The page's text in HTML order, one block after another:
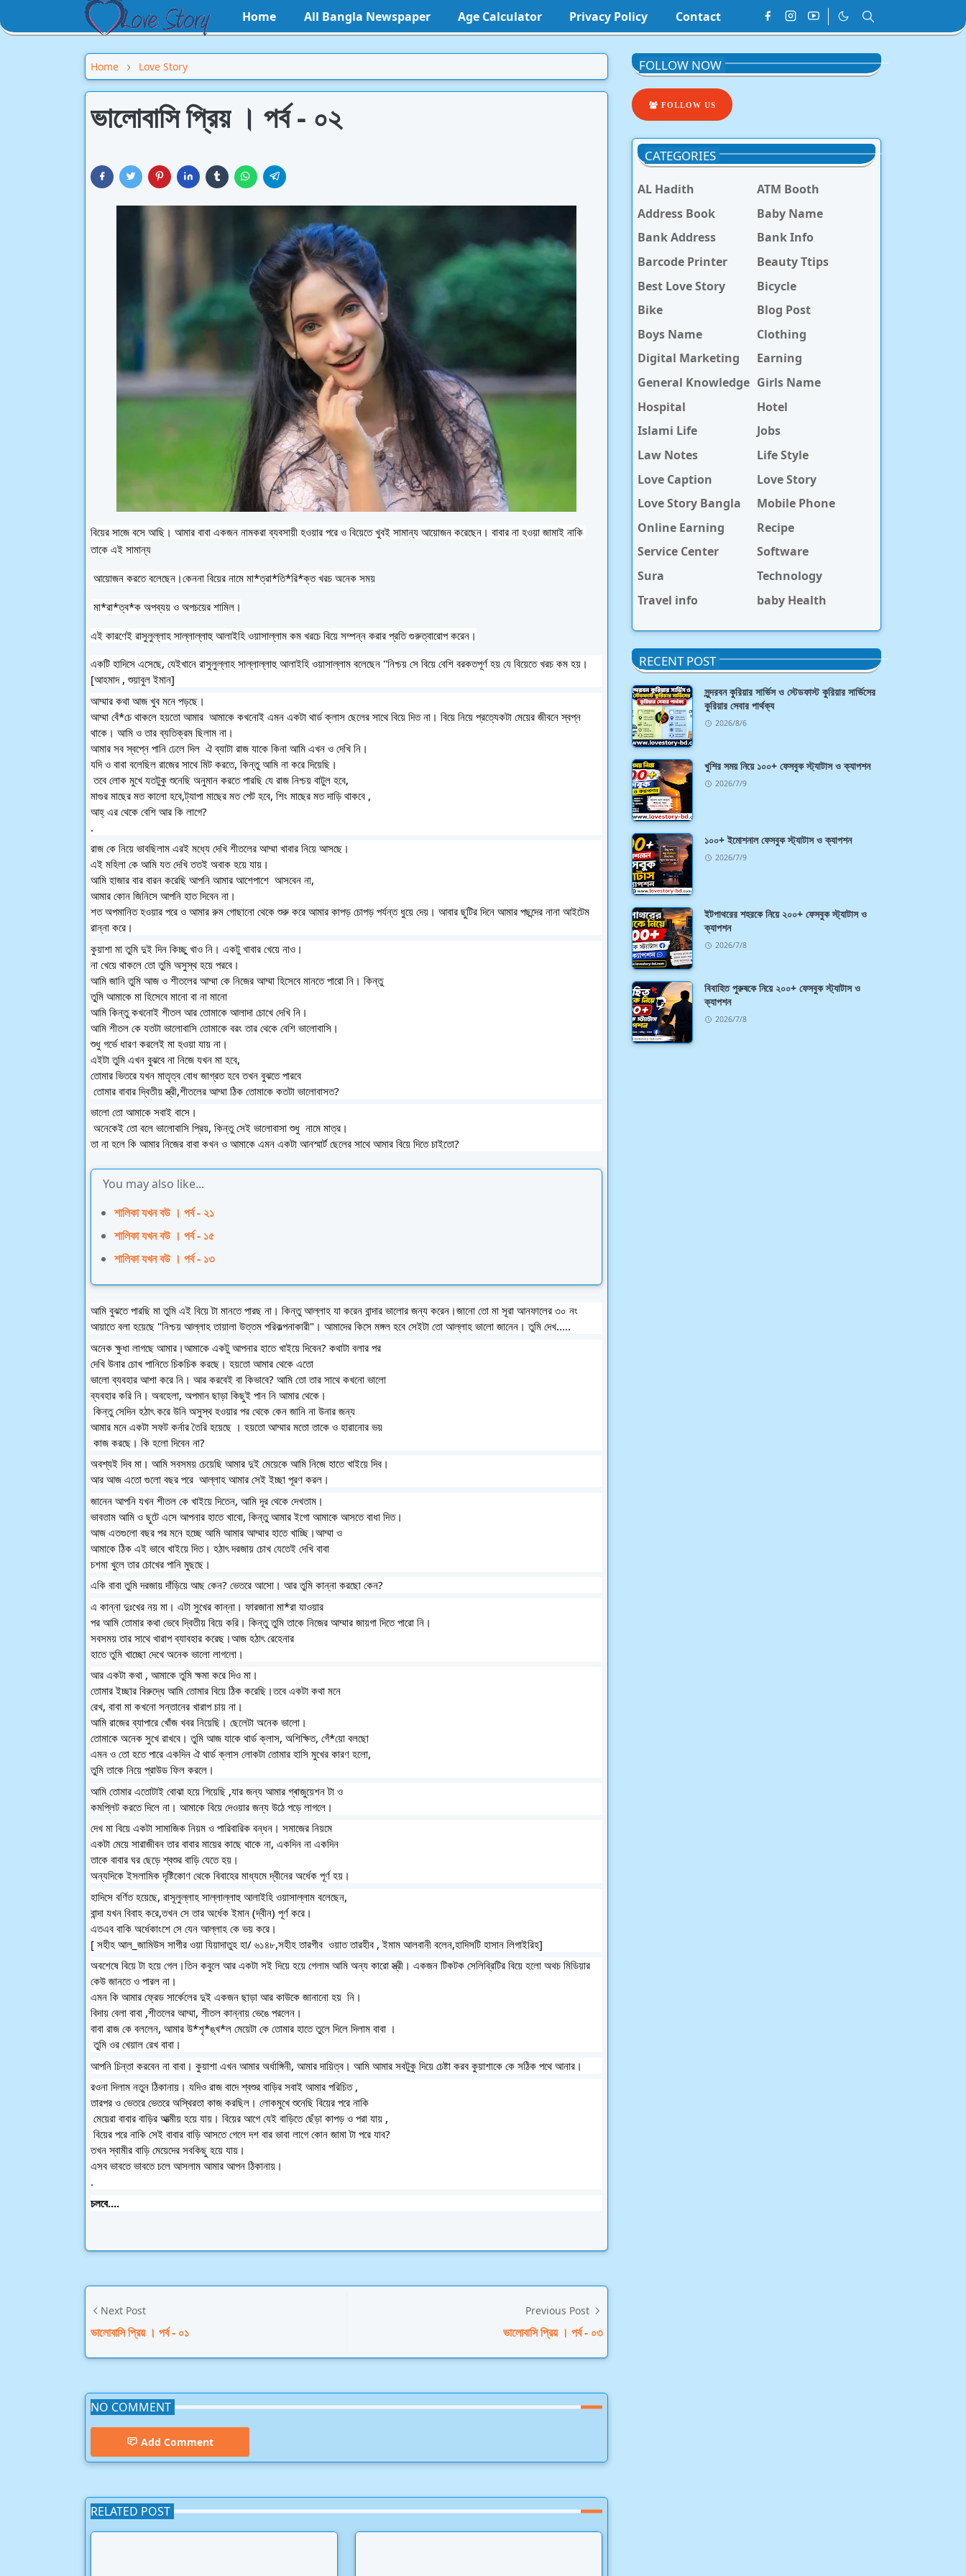
Home All Bangla Newspaper Age Calculator Privacy Policy Contact
Home Love Story
ভালোবাসি প্রিয় । পর্ব - ০২
বিয়ের সাজে বসে আছি। আমার বাবা একজন নামকরা ব্যবসায়ী হ‌ওয়ার পরে ও বিয়েতে খুবই সামান্য আয়োজন করেছেন। বাবার না হ‌ওয়া জামাই নাকি
তাকে এই সামান্য
আয়োজন করতে বলেছেন।কেননা বিয়ের নামে মা*ত্রা*তি*রি*ক্ত খরচ অনেক সময়
মা*রা*ত্ব*ক অপব্যয় ও অপচয়ের শামিল।
এই কারণেই রাসুলুল্লাহ সাল্লাল্লাহু আলাইহি ওয়াসাল্লাম কম খরচে বিয়ে সম্পন্ন করার প্রতি গুরুত্বারোপ করেন।
একটি হাদিসে এসেছে, যেইখানে রাসুলুল্লাহ সাল্লাল্লাহু আলাইহি ওয়াসাল্লাম বলেছেন "নিশ্চয় সে বিয়ে বেশি বরকতপূর্ণ হয় যে বিয়েতে খরচ কম হয়।
[আহমাদ , শুয়াবুল ইমান]
আম্মার কথা আজ খুব মনে পড়ছে।
আম্মা বেঁ*চে থাকলে হয়তো আমার  আমাকে কখনোই এমন একটা থার্ড ক্লাস ছেলের সাথে বিয়ে দিত না। বিয়ে নিয়ে প্রত্যেকটা মেয়ের জীবনে স্বপ্ন
থাকে। আমি ও তার ব্যতিক্রম ছিলাম না।
আমার সব স্বপ্নে পানি ঢেলে দিল  ঐ ব্যাটা রাজ যাকে কিনা আমি এখন ও দেখি নি।
যদি ও বাবা বলেছিল রাজের সাথে মিট করতে, কিন্তু আমি না করে দিয়েছি।
তবে লোক মুখে যতটুকু শুনেছি অনুমান করতে পারছি যে রাজ নিশ্চয় বাটুল হবে,
মাগুর মাছের মত কালো হবে,ট্যাপা মাছের মত পেট হবে, শিং মাছের মত দাড়ি থাকবে ,
আহ্ এর থেকে বেশি আর কি লাগে?
.
রাজ কে নিয়ে ভাবছিলাম এর‌ই মধ্যে দেখি শীতলের আম্মা খাবার নিয়ে আসছে।
এই মহিলা কে আমি যত দেখি ততই অবাক হয়ে যায়।
আমি হাজার বার বারন করেছি আপনি আমার আশেপাশে  আসবেন না,
আমার কোন জিনিসে আপনি হাত দিবেন না।
শত অপমানিত হ‌ওয়ার পরে ও আমার রুম গোছানো থেকে শুরু করে আমার কাপড় চোপড় পর্যন্ত ধুয়ে দেয়। আবার ছুটির দিনে আমার পছন্দের নানা আইটেম
রান্না করে।
কুয়াশা মা তুমি দুই দিন কিচ্ছু খাও নি। একটু খাবার খেয়ে নাও।
না খেয়ে থাকলে তো তুমি অসুস্থ হয়ে পরবে।
তুমি আমাকে মা হিসেবে মানো বা না মানো
আমি কিন্তু কখনোই শীতল আর তোমাকে আলাদা চোখে দেখি নি।
আমি শীতল কে যতটা ভালোবাসি তোমাকে বরং তার থেকে বেশি ভালোবাসি।
শুধু গর্ভে ধারণ করলেই মা হ‌ওয়া যায় না।
এইটা তুমি এখন বুঝবে না নিজে যখন মা হবে,
তোমার ভিতরে যখন মাতৃত্ব বোধ জাগ্রত হবে তখন বুঝতে পারবে
তোমার বাবার দ্বিতীয় স্ত্রী,শীতলের আম্মা ঠিক তোমাকে কতটা ভালোবাসত?
ভালো তো আমাকে সবাই বাসে।
অনেকেই তো বলে ভালোবাসি প্রিয়, কিন্তু সেই ভালোবাসা শুধু  নামে মাত্র।
তা না হলে কি আমার নিজের বাবা কখন ও আমাকে এমন একটা আনস্মার্ট ছেলের সাথে আমার বিয়ে দিতে চাইতো?
You may also like...
শালিকা যখন বউ । পর্ব - ২১
শালিকা যখন বউ । পর্ব - ১৫
শালিকা যখন বউ । পর্ব - ১৩
আমি বুঝতে পারছি মা তুমি এই বিয়ে টা মানতে পারছ না। কিন্তু আল্লাহ যা করেন বান্দার ভালোর জন্য করেন।জানো তো মা সূরা আনফালের ৩০ নং
আয়াতে বলা হয়েছে "নিশ্চয় আল্লাহ‌ তায়ালা উত্তম পরিকল্পনাকারী"। আমাদের কিসে মঙ্গল হবে সেইটা তো আল্লাহ ভালো জানেন। তুমি দেখ.....
অনেক ক্ষুধা লাগছে আমার।আমাকে একটু আপনার হাতে খাইয়ে দিবেন? কথাটা বলার পর
দেখি উনার চোখ পানিতে চিকচিক করছে। হয়তো আমার থেকে এতো
ভালো ব্যবহার আশা করে নি। আর করবেই বা কিভাবে? আমি তো তার সাথে কখনো ভালো
ব্যবহার করি নি। অবহেলা, অপমান ছাড়া কিছুই পান নি আমার থেকে।
কিন্তু সেদিন হঠাৎ করে উনি অসুস্থ হ‌ওয়ার পর থেকে কেন জানি না উনার জন্য
আমার মনে একটা সফট কর্নার তৈরি হয়েছে । হয়তো আম্মার মতো তাকে ও হারানোর ভয়
কাজ করছে।‌ কি হলো দিবেন না?
অবশ্যই দিব মা। আমি সবসময় চেয়েছি আমার দুই মেয়েকে আমি নিজে হাতে খাইয়ে দিব।
আর আজ এতো গুলো বছর পরে  আল্লাহ আমার সেই ইচ্ছা পূরণ করল।
জানেন আপনি যখন শীতল কে খাইয়ে দিতেন, আমি দূর থেকে দেখতাম।
ভাবতাম আমি ও ছুটে এসে আপনার হাতে খাবো, কিন্তু আমার ইগো আমাকে আসতে বাধা দিত।
আজ এতগুলো বছর পর মনে হচ্ছে আমি আমার আম্মার হাতে খাচ্ছি।আম্মা ও
আমাকে ঠিক এই ভাবে খাইয়ে দিত। হঠাৎ দরজায় চোখ যেতেই দেখি বাবা
চশমা খুলে তার চোখের পানি মুছছে।
একি বাবা তুমি দরজায় দাঁড়িয়ে আছ কেন? ভেতরে আসো। আর তুমি কান্না করছো কেন?
এ কান্না দুঃখের নয় মা। এটা সুখের কান্না। ফারজানা মা*রা যাওয়ার
পর আমি তোমার কথা ভেবে দ্বিতীয় বিয়ে করি। কিন্তু তুমি তাকে নিজের আম্মার জায়গা দিতে পারো নি।
সবসময় তার সাথে খারাপ ব্যাবহার করেছ।আজ হঠাৎ রেহেনার
হাতে তুমি খাচ্ছো দেখে অনেক ভালো লাগলো।
আর একটা কথা , আমাকে তুমি ক্ষমা করে দিও ‌মা।
তোমার ইচ্ছার বিরুদ্ধে আমি তোমার বিয়ে ঠিক করেছি।তবে একটা কথা মনে
রেখ, বাবা মা কখনো সন্তানের খারাপ চায় না।
আমি রাজের ব্যাপারে খোঁজ খবর নিয়েছি। ছেলেটা অনেক ভালো।
তোমাকে অনেক সুখে রাখবে। তুমি আজ যাকে থার্ড ক্লাস, অশিক্ষিত, গেঁ*য়ো বলছো
এমন ও তো হতে পারে একদিন ঐ থার্ড ক্লাস লোকটা তোমার হাসি মুখের কারণ হলো,
তুমি তাকে নিয়ে প্রাউড ফিল করলে।
আমি তোমার এতোটাই বোঝা হয়ে গিয়েছি ,যার জন্য আমার গ্ৰাজুয়েশন টা ও
কমপ্লিট করতে দিলে না। আমাকে বিয়ে দেওয়ার জন্য উঠে পড়ে লাগলে।
দেখ মা বিয়ে একটা সামাজিক নিয়ম ও পারিবারিক বন্ধন। সমাজের নিয়মে
একটা মেয়ে সারাজীবন তার বাবার মায়ের কাছে থাকে না, একদিন না একদিন
তাকে বাবার ঘর ছেড়ে শ্বশুর বাড়ি যেতে হয়।
অন্যদিকে ইসলামিক দৃষ্টিকোণ থেকে বিবাহের মাধ্যমে দ্বীনের অর্ধেক পূর্ণ হয়।
হাদিসে বর্ণিত হয়েছে, রাসূলুল্লাহ সাল্লাল্লাহু আলাইহি ওয়াসাল্লাম বলেছেন,
বান্দা যখন বিবাহ করে,তখন সে তার অর্ধেক ইমান (দ্বীন) পূর্ণ করে।
এত‌এব বাকি অর্ধেকাংশে সে যেন আল্লাহ কে ভয় করে।
[ সহীহ‌ আল_জামিউস সাগীর ওয়া যিয়াদাতুহ হা/ ৬১৪৮,সহীহ তারগীব  ওয়াত তারহীব ,‌ ইমাম আলবানী বলেন,হাদিসটি হাসান লিগাইরিহ]
অবশেষে বিয়ে টা হয়ে গেল।তিন‌ কবুলে আর একটা স‌ই দিয়ে হয়ে গেলাম আমি অন্য কারো স্ত্রী। একজন টিকটক সেলিব্রিটির বিয়ে হলো অথচ মিডিয়ার
কেউ জানতে ও পারল না।
এমন কি আমার ফ্রেড সার্কেলের দুই একজন ছাড়া আর কাউকে জানানো হয়  নি।
বিদায় বেলা বাবা ,শীতলের আম্মা, শীতল কান্নায় ভেঙে পরলেন।
বাবা রাজ কে বললেন, আমার উ*শৃ*ঙ্খ*ল মেয়েটা কে তোমার হাতে তুলে দিলে দিলাম বাবা ‌।
তুমি ওর খেয়াল রেখ বাবা।
আপনি চিন্তা করবেন না বাবা। কুয়াশা এখন আমার অর্ধাঙ্গিনী, আমার দায়িত্ব। আমি আমার সবটুকু দিয়ে চেষ্টা করব কুয়াশাকে কে সঠিক পথে আনার।
র‌ওনা দিলাম নতুন ঠিকানায়। যদিও রাজ বাদে শ্বশুর বাড়ির সবাই আমার পরিচিত ,
তারপর ও ভেতরে ভেতরে অস্থিরতা কাজ করছিল। লোকমুখে শুনেছি বিয়ের পরে নাকি
মেয়েরা বাবার বাড়ির আত্মীয় হয়ে যায়। বিয়ের আগে যেই বাড়িতে ছেঁড়া কাপড় ও পরা যায় ,
বিয়ের পরে নাকি সেই বাবার বাড়ি আসতে গেলে দশ বার ভাবা লাগে কোন‌ জামা টা পরে যাব?
তখন স্বামীর বাড়ি মেয়েদের সবকিছু হয়ে যায়।
এসব ভাবতে ভাবতে চলে আসলাম আমার আপন ঠিকানায়।
.
চলবে....
Next Post
ভালোবাসি প্রিয় । পর্ব - ০১
Previous Post
ভালোবাসি প্রিয় । পর্ব - ০৩
NO COMMENT
Add Comment
RELATED POST
FOLLOW NOW
FOLLOW US
CATEGORIES
AL Hadith
ATM Booth
Address Book
Baby Name
Bank Address
Bank Info
Barcode Printer
Beauty Ttips
Best Love Story
Bicycle
Bike
Blog Post
Boys Name
Clothing
Digital Marketing
Earning
General Knowledge Girls Name
Hospital
Hotel
Islami Life
Jobs
Law Notes
Life Style
Love Caption
Love Story
Love Story Bangla
Mobile Phone
Online Earning
Recipe
Service Center
Software
Sura
Technology
Travel info
baby Health
RECENT POST
সুন্দরবন কুরিয়ার সার্ভিস ও স্টেডফাস্ট কুরিয়ার সার্ভিসের
কুরিয়ার সেবার পার্থক্য
2026/8/6
খুশির সময় নিয়ে ১০০+ ফেসবুক স্ট্যাটাস ও ক্যাপশন
2026/7/9
১০০+ ইমোশনাল ফেসবুক স্ট্যাটাস ও ক্যাপশন
2026/7/9
ইটপাথরের শহরকে নিয়ে ২০০+ ফেসবুক স্ট্যাটাস ও
ক্যাপশন
2026/7/8
বিবাহিত পুরুষকে নিয়ে ২০০+ ফেসবুক স্ট্যাটাস ও
ক্যাপশন
2026/7/8